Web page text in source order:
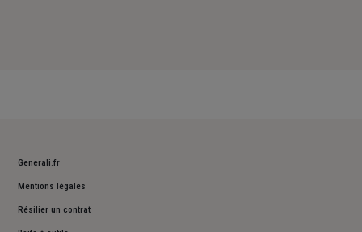
Generali.fr
Mentions légales
Résilier un contrat